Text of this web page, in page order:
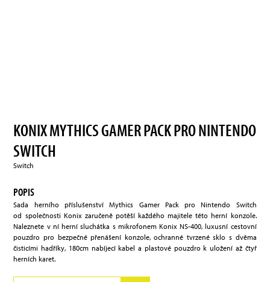
KONIX MYTHICS GAMER PACK PRO NINTENDO
SWITCH
Switch
POPIS
Sada herního příslušenství Mythics Gamer Pack pro Nintendo Switch
od společnosti Konix zaručeně potěší každého majitele této herní konzole.
Naleznete v ní herní sluchátka s mikrofonem Konix NS-400, luxusní cestovní
pouzdro pro bezpečné přenášení konzole, ochranné tvrzené sklo s dvěma
čisticími hadříky, 180cm nabíjecí kabel a plastové pouzdro k uložení až čtyř
herních karet.